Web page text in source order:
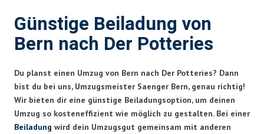
Günstige Beiladung von
Bern nach Der Potteries
Du planst einen Umzug von Bern nach Der Potteries? Dann
bist du bei uns, Umzugsmeister Saenger Bern, genau richtig!
Wir bieten dir eine günstige Beiladungsoption, um deinen
Umzug so kosteneffizient wie möglich zu gestalten. Bei einer
Beiladung wird dein Umzugsgut gemeinsam mit anderen